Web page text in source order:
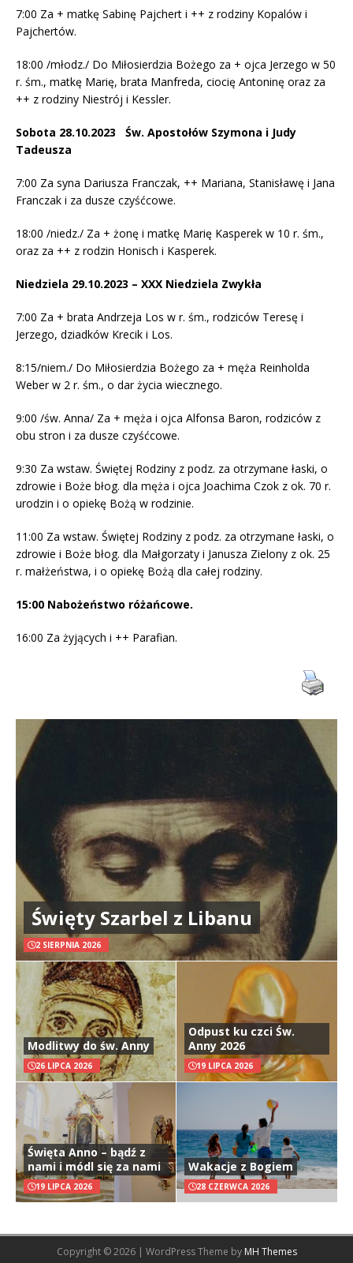
7:00 Za + matkę Sabinę Pajchert i ++ z rodziny Kopalów i
Pajchertów.
18:00 /młodz./ Do Miłosierdzia Bożego za + ojca Jerzego w 50
r. śm., matkę Marię, brata Manfreda, ciocię Antoninę oraz za
++ z rodziny Niestrój i Kessler.
Sobota 28.10.2023 Św. Apostołów Szymona i Judy
Tadeusza
7:00 Za syna Dariusza Franczak, ++ Mariana, Stanisławę i Jana
Franczak i za dusze czyśćcowe.
18:00 /niedz./ Za + żonę i matkę Marię Kasperek w 10 r. śm.,
oraz za ++ z rodzin Honisch i Kasperek.
Niedziela 29.10.2023 – XXX Niedziela Zwykła
7:00 Za + brata Andrzeja Los w r. śm., rodziców Teresę i
Jerzego, dziadków Krecik i Los.
8:15/niem./ Do Miłosierdzia Bożego za + męża Reinholda
Weber w 2 r. śm., o dar życia wiecznego.
9:00 /św. Anna/ Za + męża i ojca Alfonsa Baron, rodziców z
obu stron i za dusze czyśćcowe.
9:30 Za wstaw. Świętej Rodziny z podz. za otrzymane łaski, o
zdrowie i Boże błog. dla męża i ojca Joachima Czok z ok. 70 r.
urodzin i o opiekę Bożą w rodzinie.
11:00 Za wstaw. Świętej Rodziny z podz. za otrzymane łaski, o
zdrowie i Boże błog. dla Małgorzaty i Janusza Zielony z ok. 25
r. małżeństwa, i o opiekę Bożą dla całej rodziny.
15:00 Nabożeństwo różańcowe.
16:00 Za żyjących i ++ Parafian.
Święty Szarbel z Libanu
2 SIERPNIA 2026
Modlitwy do św. Anny
26 LIPCA 2026
Odpust ku czci Św.
Anny 2026
19 LIPCA 2026
Święta Anno – bądź z
nami i módl się za nami
19 LIPCA 2026
Wakacje z Bogiem
28 CZERWCA 2026
Copyright © 2026 | WordPress Theme by MH Themes